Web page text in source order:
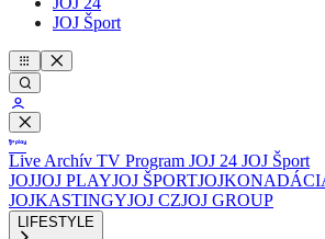
JOJ Šport
Live Archív TV Program JOJ 24 JOJ Šport
JOJJOJ PLAYJOJ ŠPORTJOJKO
JOJKASTINGYJOJ CZJOJ GROUP
LIFESTYLE